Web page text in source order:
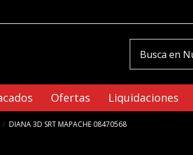
Ofertas Liquidaciones
DIANA 3D SRT MAPACHE 08470568